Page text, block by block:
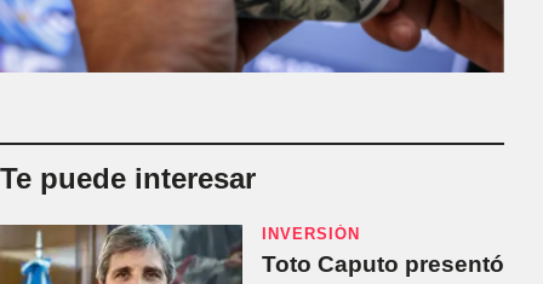
Te puede interesar
INVERSIÓN
Toto Caputo presentó